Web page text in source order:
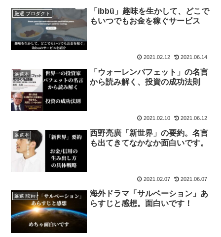
厳選 プロダクト
「ibbü」趣味を生かして、どこで
もいつでもお金を稼ぐサービス
2021.02.12 2021.06.14
厳選本
「ウォーレンバフェット」の名言
から読み解く、投資の成功法則
2021.02.10 2021.06.12
厳選本
西野亮廣「新世界」の要約。名言
も出てきてなかなか面白いです。
2021.02.07 2021.06.07
厳選 映画
海外ドラマ「サルベーション」あ
らすじと感想。面白いです！